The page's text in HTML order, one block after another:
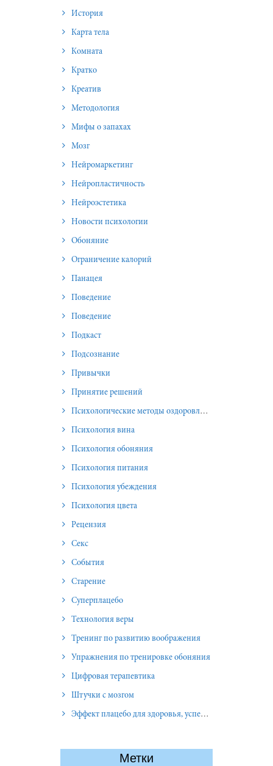
История
Карта тела
Комната
Кратко
Креатив
Методология
Мифы о запахах
Мозг
Нейромаркетинг
Нейропластичность
Нейроэстетика
Новости психологии
Обоняние
Ограничение калорий
Панацея
Поведение
Поведение
Подкаст
Подсознание
Привычки
Принятие решений
Психологические методы оздоровления и омоложения
Психология вина
Психология обоняния
Психология питания
Психология убеждения
Психология цвета
Рецензия
Секс
События
Старение
Суперплацебо
Технология веры
Тренинг по развитию воображения
Упражнения по тренировке обоняния
Цифровая терапевтика
Штучки с мозгом
Эффект плацебо для здоровья, успеха и отношений
Метки